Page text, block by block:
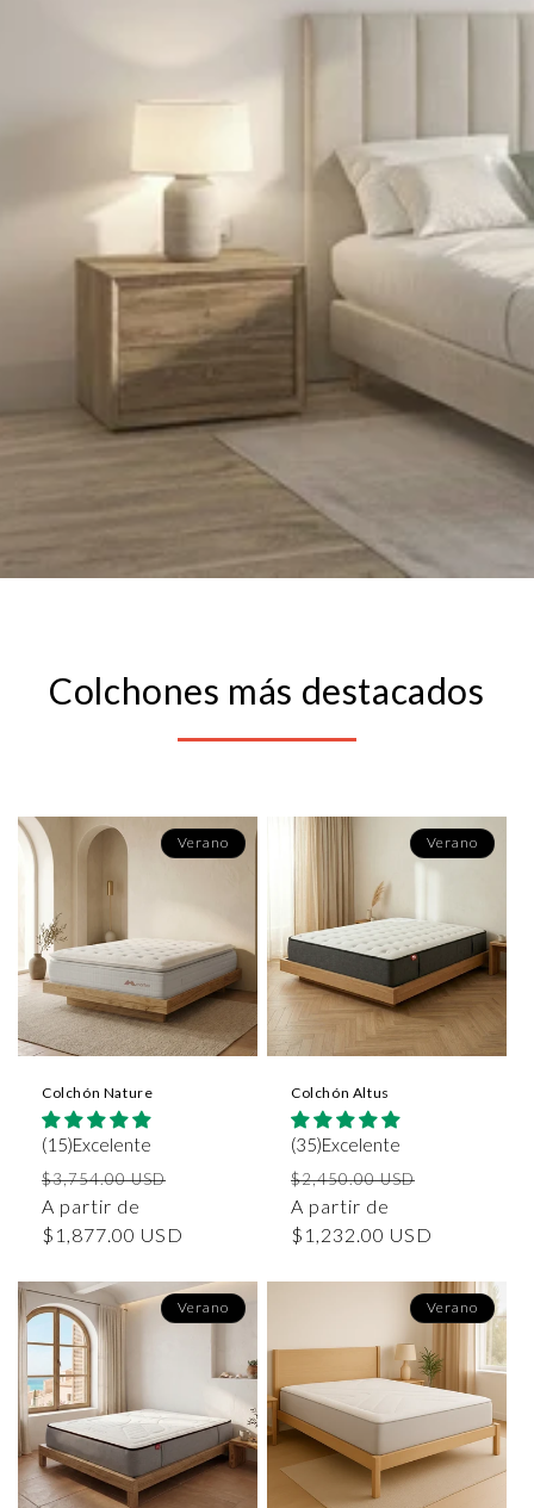
Entrega gratuita, rápida y directa a tu casa. Prueba sin riesgo.
Estamos tan seguros de la calidad de nuestros materiales que te
damos 10 años de garantía
Envios directos desde fábrica
Fabricamos y enviamos directos a tu casa, evitando costes
Pruébalo 100 Noches
Te damos 100 noches para probarlo. Si no te gusta, no te preocupes,
lo recogemos y te devolvemos el dinero.
Colchones más destacados
Verano
Colchón Nature
(15)Excelente
Precio
habitual
$3,754.00 USD
oferta
A partir de
$1,877.00 USD
Verano
Colchón Altus
(35)Excelente
Precio
habitual
$2,450.00 USD
oferta
A partir de
$1,232.00 USD
Verano Verano